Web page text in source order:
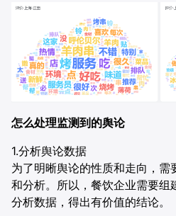
怎么处理监测到的舆论
1.分析舆论数据
为了明晰舆论的性质和走向，
和分析。所以，餐饮企业需要组
分析数据，得出有价值的结论。